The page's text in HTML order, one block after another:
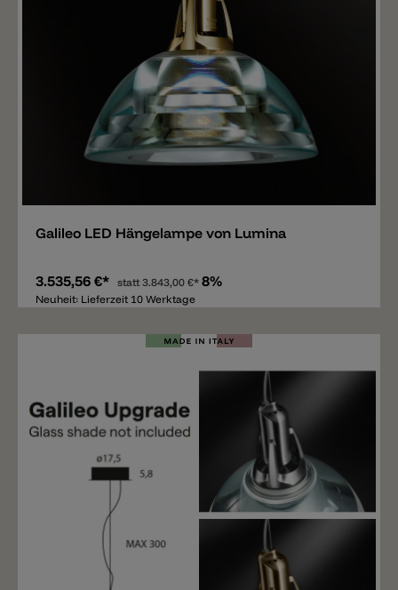
Galileo LED Hängelampe von Lumina
3.535,56 €* statt3.843,00 €* 8%
Neuheit: Lieferzeit 10 Werktage